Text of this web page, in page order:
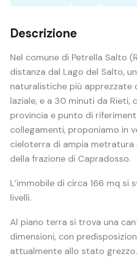
Descrizione
Nel comune di Petrella Salto
distanza dal Lago del Salto,
naturalistiche più apprezzate
laziale, e a 30 minuti da Rieti,
provincia e punto di
collegamenti, proponiamo in
cieloterra di ampia
della frazione di Capradosso.
L’immobile di circa 166 mq si
livelli.
Al piano terra si trova una
dimensioni, con
attualmente allo stato grezzo.